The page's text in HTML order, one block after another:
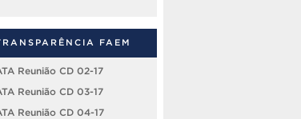
FAEM
Reunião CD 02-17
Reunião CD 03-17
Reunião CD 04-17